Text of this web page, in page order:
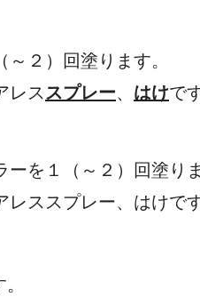
化が表層
（～２）回
レス スプレー、 はけで
著しい
を１（～２）回
ススプレー、はけです
Siを２回塗